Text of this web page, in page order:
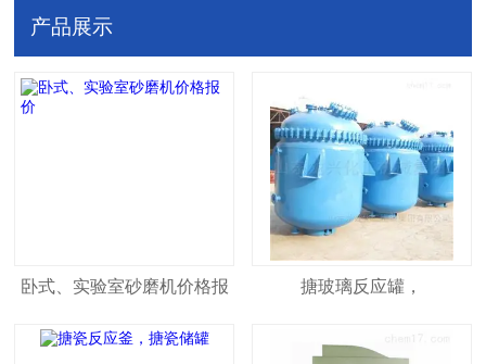
产品展示
卧式、实验室砂磨机价格报
价
搪玻璃反应罐，